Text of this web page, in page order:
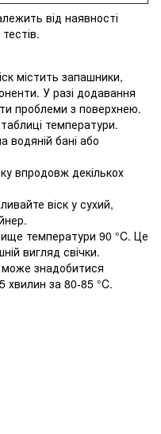
від наявності
містить запашники,
У разі додавання
проблеми з поверхнею.
температури.
водяній бані або
впродовж декількох
віск у сухий,
температури 90 °C. Це
вигляд свічки.
може знадобитися
хвилин за 80-85 °C.